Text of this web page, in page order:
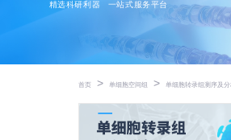
精选科研利器 一站式服务平台
首页 > 单细胞空间组 > 单细胞转录组测序及